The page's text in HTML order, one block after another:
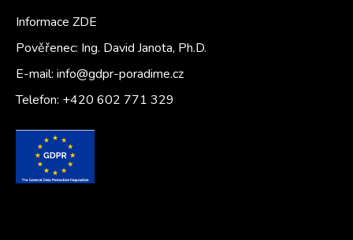
Informace ZDE
Pověřenec: Ing. David Janota, Ph.D.
E-mail: info@gdpr-poradime.cz
Telefon: +420 602 771 329